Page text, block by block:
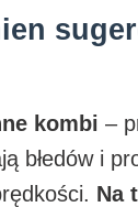
kombi –
błedów i
Na